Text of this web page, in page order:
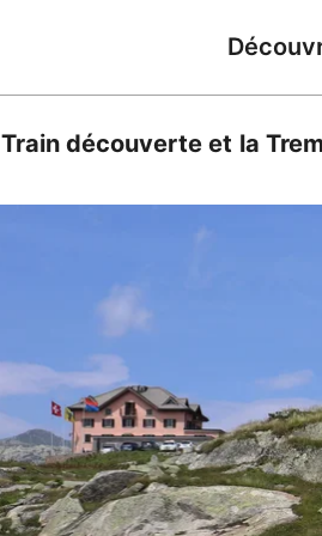
Train découverte et la